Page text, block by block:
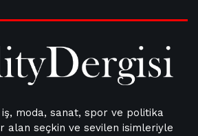
moda, sanat, spor ve politika
alan seçkin ve sevilen isimleriyle